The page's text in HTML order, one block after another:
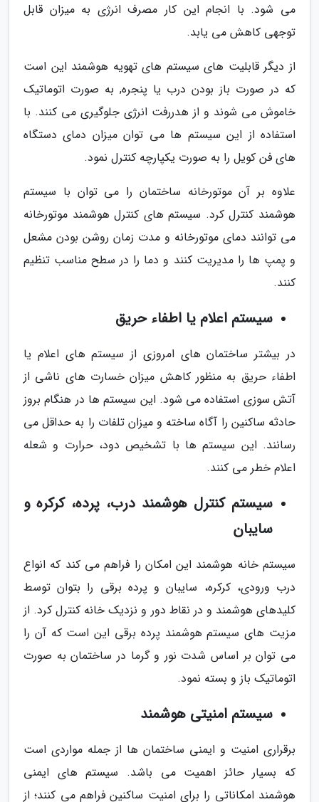
می شود. با انجام این کار مصرف انرژی به میزان قابل
توجهی کاهش می یابد.
از دیگر قابلیت های سیستم های تهویه هوشمند این است
که در صورت باز بودن درب یا پنجره, به صورت اتوماتیک
خاموش می شوند و از هدررفت انرژی جلوگیری می کنند. با
استفاده از این سیستم ها می توان میزان دمای دستگاه
های فن کویل را به صورت یکپارچه کنترل نمود.
علاوه بر آن موتورخانه ساختمان را می توان با سیستم
هوشمند کنترل کرد. سیستم های کنترل هوشمند موتورخانه
می توانند دمای موتورخانه و مدت زمان روشن بودن مشعل
و پمپ ها را مدیریت کنند و دما را در سطح مناسب تنظیم
کنند.
سیستم اعلام یا اطفاء حریق
در بیشتر ساختمان های امروزی از سیستم های اعلام یا
اطفاء حریق به منظور کاهش میزان خسارت های ناشی از
آتش سوزی استفاده می شود. این سیستم ها در هنگام بروز
حادثه ساکنین را آگاه ساخته و میزان تلفات را به حداقل می
رسانند. این سیستم ها با تشخیص دود، حرارت و شعله
اعلام خطر می کنند.
سیستم کنترل هوشمند درب، پرده، کرکره و
سایبان
سیستم خانه هوشمند این امکان را فراهم می کند که انواع
درب ورودی، کرکره، سایبان و پرده برقی را بتوان توسط
کلیدهای هوشمند و در نقاط دور و نزدیک خانه کنترل کرد. از
مزیت های سیستم هوشمند پرده برقی این است که آن را
می توان بر اساس شدت نور و گرما در ساختمان به صورت
اتوماتیک باز و بسته نمود.
سیستم امنیتی هوشمند
برقراری امنیت و ایمنی ساختمان ها از جمله مواردی است
که بسیار حائز اهمیت می باشد. سیستم های ایمنی
هوشمند امکاناتی را برای امنیت ساکنین فراهم می کنند؛ از